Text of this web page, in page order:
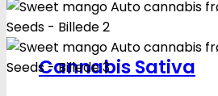
Cannabis Sativa